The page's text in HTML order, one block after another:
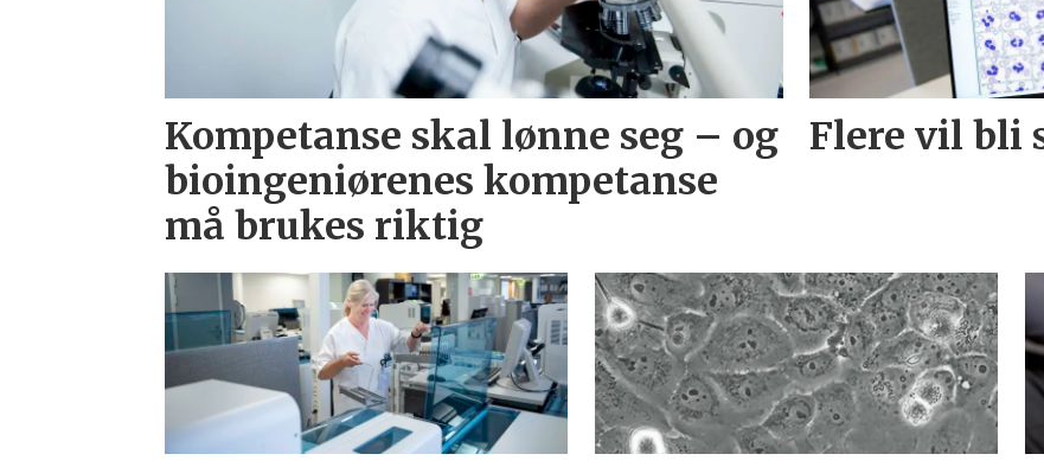
Kompetanse skal lønne seg – og
bioingeniørenes kompetanse
må brukes riktig
Flere vil bli